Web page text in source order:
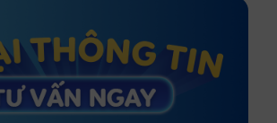
100+ STT về gội đầu dưỡng sinh hay
và ý nghĩa, cap quảng cáo